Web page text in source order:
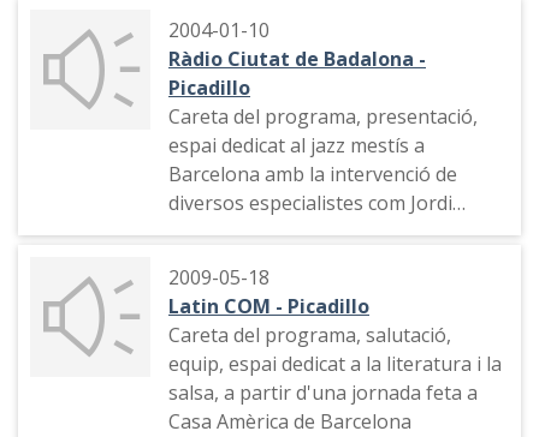
Adriana Sabaté
2004-01-10
Ràdio Ciutat de Badalona -
Picadillo
Careta del programa, presentació,
espai dedicat al jazz mestís a
Barcelona amb la intervenció de
diversos especialistes com Jordi
Rueda i Pablo Larraguibel
2009-05-18
Latin COM - Picadillo
Careta del programa, salutació,
equip, espai dedicat a la literatura i la
salsa, a partir d'una jornada feta a
Casa Amèrica de Barcelona